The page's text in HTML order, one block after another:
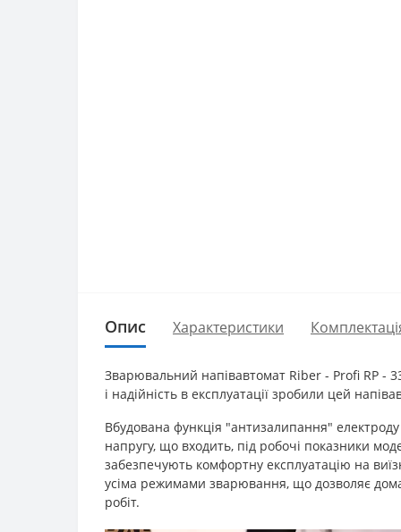
Опис Характеристики
Зварювальний напівавтомат Riber - Profi RP -
і надійність в експлуатації зробили цей
Вбудована функція "антизалипання"
напругу, що входить, під робочі показники
забезпечують комфортну експлуатацію на
усіма режимами зварювання, що дозволяє
робіт.